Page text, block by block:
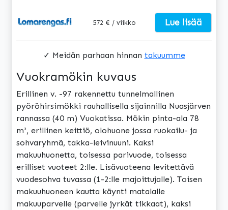
572 € / viikko Lue lisää
✓ Meidän parhaan hinnan takuumme
Vuokramökin kuvaus
Erillinen v. -97 rakennettu tunnelmallinen
pyöröhirsimökki rauhallisella sijainnilla Nuasjärven
rannassa (40 m) Vuokatissa. Mökin pinta-ala 78
m², erillinen keittiö, olohuone jossa ruokailu- ja
sohvaryhmä, takka-leivinuuni. Kaksi
makuuhuonetta, toisessa parivuode, toisessa
erilliset vuoteet 2:lle. Lisävuoteena levitettävä
vuodesohva tuvassa (1-2:lle majoittujalle). Toisen
makuuhuoneen kautta käynti matalalle
makuuparvelle (parvelle jyrkät tikkaat), kaksi